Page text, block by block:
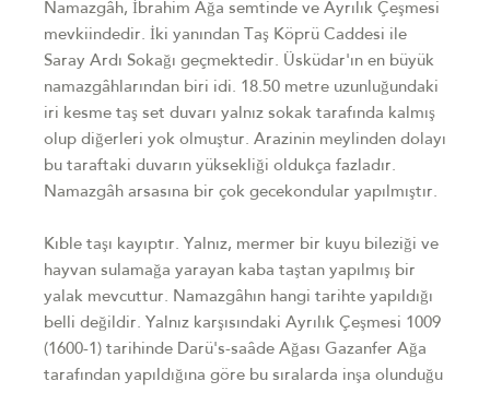
Namazgâh, İbrahim Ağa semtinde ve Ayrılık Çeşmesi
mevkiindedir. İki yanından Taş Köprü Caddesi ile
Saray Ardı Sokağı geçmektedir. Üsküdar'ın en büyük
namazgâhlarından biri idi. 18.50 metre uzunluğundaki
iri kesme taş set duvarı yalnız sokak tarafında kalmış
olup diğerleri yok olmuştur. Arazinin meylinden dolayı
bu taraftaki duvarın yüksekliği oldukça fazladır.
Namazgâh arsasına bir çok gecekondular yapılmıştır.
Kıble taşı kayıptır. Yalnız, mermer bir kuyu bileziği ve
hayvan sulamağa yarayan kaba taştan yapılmış bir
yalak mevcuttur. Namazgâhın hangi tarihte yapıldığı
belli değildir. Yalnız karşısındaki Ayrılık Çeşmesi 1009
(1600-1) tarihinde Darü's-saâde Ağası Gazanfer Ağa
tarafından yapıldığına göre bu sıralarda inşa olunduğu